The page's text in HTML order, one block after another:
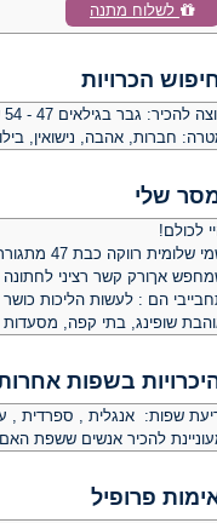
לשלוח מתנה
הכרויות
להכיר: גבר בגילאים 47 - 54 שנים באזור מרכז הארץ
חברות, אהבה, נישואין,
שלי
לכולם!
שמי
אךורק קשר רציני לחתונה
הם : לעשות הליכות
שופינג, בתי קפה, מסעדות
בשפות
שפות: אנגלית , ספרדית ,
להכיר אנשים ששפת
פרופיל